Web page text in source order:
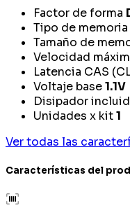
Factor de forma
Tipo de memoria
Tamaño de
Velocidad
Latencia CAS
Voltaje base1.1V
Disipador
Unidades x kit1
Ver todas las
Características del